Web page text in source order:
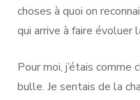
choses à quoi on
qui arrive à faire évoluer
Pour moi, j’étais comme
bulle. Je sentais de la